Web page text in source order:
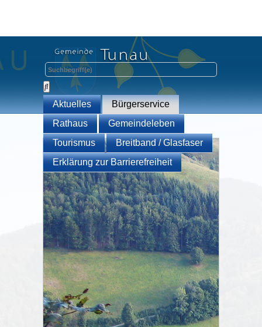
Aktuelles
Bürgerservice
Rathaus
Gemeindeleben
Tourismus
Breitband / Glasfaser
Erklärung zur Barrierefreiheit